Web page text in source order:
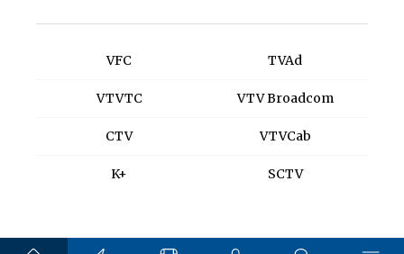
VFC
VTVTC
CTV
K+
TVAd
VTV Broadcom
VTVCab
SCTV